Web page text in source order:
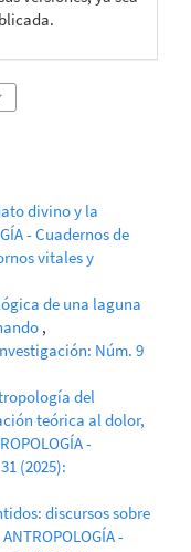
divino y la
- Cuadernos de
vitales y
de una laguna
,
Núm. 9
del
teórica al dolor,
-
(2025):
discursos sobre
ANTROPOLOGÍA -